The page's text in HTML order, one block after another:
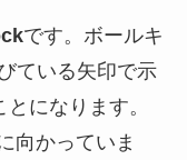
です。ボールキ
ている矢印で示
になります。
向かっていま